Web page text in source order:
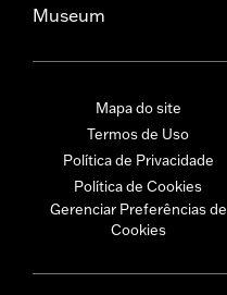
Museum
Mapa do site
Termos de Uso
Política de Privacidade
Política de Cookies
Gerenciar Preferências de
Cookies